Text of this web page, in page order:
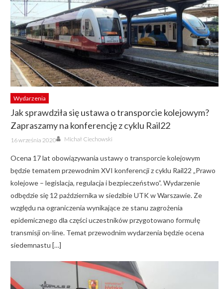
Wydarzenia
Jak sprawdziła się ustawa o transporcie kolejowym?
Zapraszamy na konferencję z cyklu Rail22
Posted
on
16 września 2020 Author
Michał Ciechowski
Ocena 17 lat obowiązywania ustawy o transporcie kolejowym
będzie tematem przewodnim XVI konferencji z cyklu Rail22 „Prawo
kolejowe – legislacja, regulacja i bezpieczeństwo”. Wydarzenie
odbędzie się 12 października w siedzibie UTK w Warszawie. Ze
względu na ograniczenia wynikające ze stanu zagrożenia
epidemicznego dla części uczestników przygotowano formułę
transmisji on-line. Temat przewodnim wydarzenia będzie ocena
siedemnastu […]